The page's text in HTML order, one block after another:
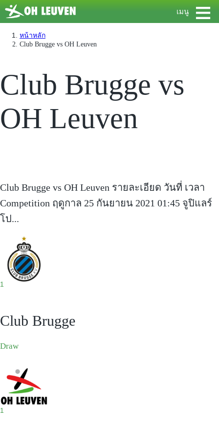
เมนู ≡
หน้าหลัก
Club Brugge vs OH Leuven
Club Brugge vs
OH Leuven
Club Brugge vs OH Leuven รายละเอียด วันที่ เวลา
Competition ฤดูกาล 25 กันยายน 2021 01:45 จูปิแลร์
โป...
1
Club Brugge
Draw
1